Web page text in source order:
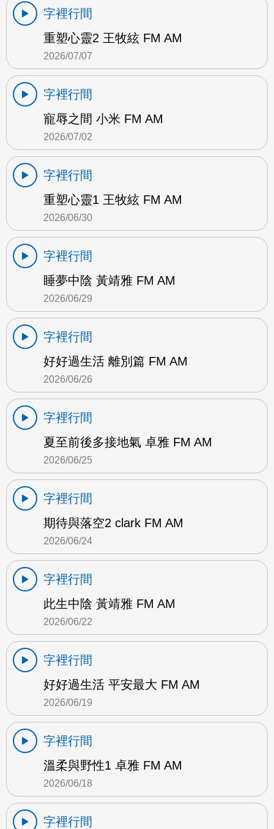
字裡行間
重塑心靈2 王牧絃 FM AM
2026/07/07
字裡行間
寵辱之間 小米 FM AM
2026/07/02
字裡行間
重塑心靈1 王牧絃 FM AM
2026/06/30
字裡行間
睡夢中陰 黃靖雅 FM AM
2026/06/29
字裡行間
好好過生活 離別篇 FM AM
2026/06/26
字裡行間
夏至前後多接地氣 卓雅 FM AM
2026/06/25
字裡行間
期待與落空2 clark FM AM
2026/06/24
字裡行間
此生中陰 黃靖雅 FM AM
2026/06/22
字裡行間
好好過生活 平安最大 FM AM
2026/06/19
字裡行間
溫柔與野性1 卓雅 FM AM
2026/06/18
字裡行間